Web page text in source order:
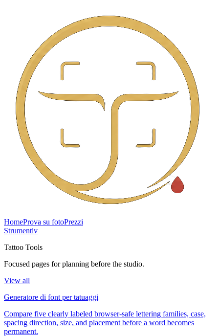
HomeProva su fotoPrezzi
Strumentiv
Tattoo Tools
Focused pages for planning before the studio.
View all
Generatore di font per tatuaggi
Compare five clearly labeled browser-safe lettering families, case,
spacing direction, size, and placement before a word becomes
permanent.